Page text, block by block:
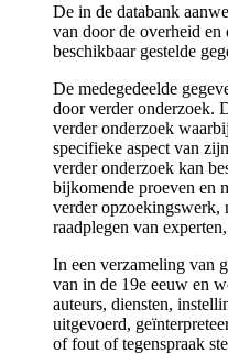
De in de databank
van door de overheid
beschikbaar gestelde
De medegedeelde
door verder onderzoek.
verder onderzoek
specifieke aspect van
verder onderzoek kan
bijkomende proeven en
verder opzoekingswerk,
raadplegen van
In een verzameling van
van in de 19e eeuw en
auteurs, diensten,
uitgevoerd,
of fout of tegenspraak